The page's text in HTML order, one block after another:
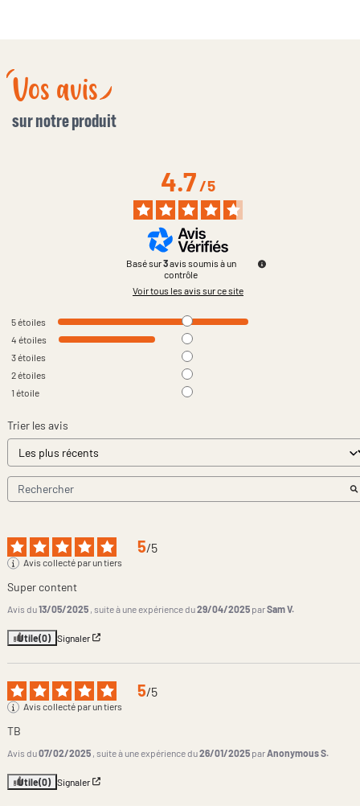
Vos avis
sur notre produit
4.7/5
Basé sur3avis soumis à un
contrôle
Voir tous les avis sur ce site
5étoiles
4 étoiles
3étoiles
2étoiles
1 étoile
Trier les avis
5/5
Avis collecté par un tiers
Super content
Avis du13/05/2025 , suite à une expérience du29/04/2025 parSam V.
Utile(0) Signaler
5/5
Avis collecté par un tiers
TB
Avis du07/02/2025 , suite à une expérience du26/01/2025 par Anonymous S.
Utile(0) Signaler